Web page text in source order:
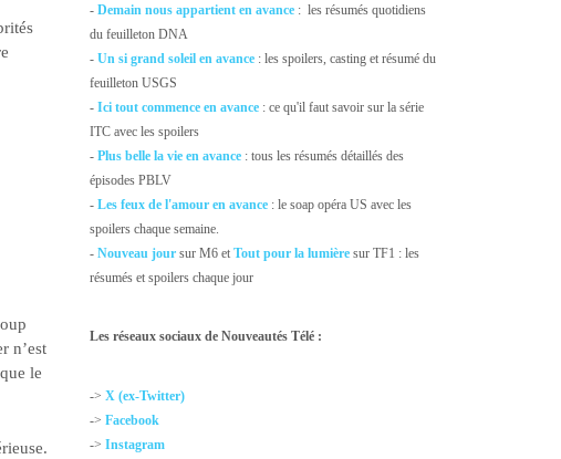
n’est
le
-Demain nous appartient en avance : les résumés quotidiens
du feuilleton DNA
-Un si grand soleil en avance : les spoilers, casting et résumé du
feuilleton USGS
-Ici tout commence en avance : ce qu'il faut savoir sur la série
ITC avec les spoilers
- Plus belle la vie en avance : tous les résumés détaillés des
épisodes PBLV
-Les feux de l'amour en avance : le soap opéra US avec les
spoilers chaque semaine.
-Nouveau jour sur M6 etTout pour la lumière sur TF1 : les
résumés et spoilers chaque jour
Les réseaux sociaux de Nouveautés Télé :
->X (ex-Twitter)
->Facebook
->Instagram